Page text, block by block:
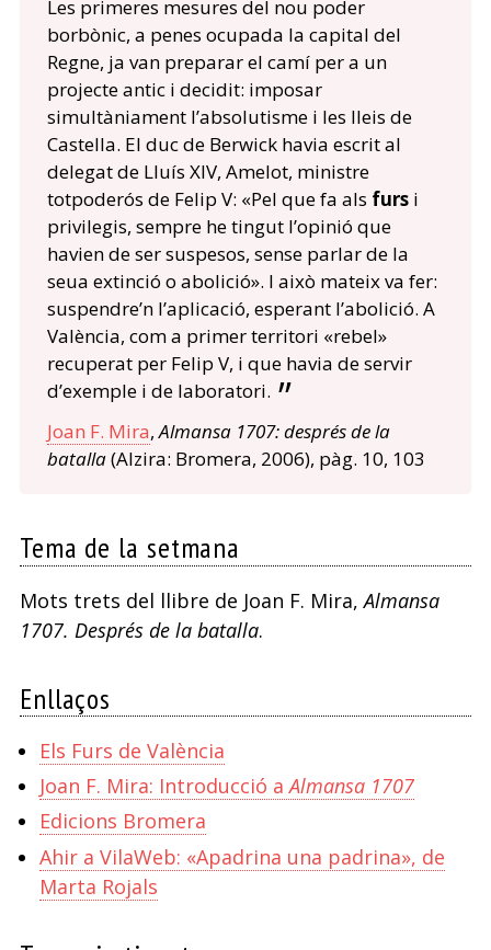
Les primeres mesures del nou poder
borbònic, a penes ocupada la capital del
Regne, ja van preparar el camí per a un
projecte antic i decidit: imposar
simultàniament l’absolutisme i les lleis de
Castella. El duc de Berwick havia escrit al
delegat de Lluís XIV, Amelot, ministre
totpoderós de Felip V: «Pel que fa als fursi
privilegis, sempre he tingut l’opinió que
havien de ser suspesos, sense parlar de la
seua extinció o abolició». I això mateix va fer:
suspendre’n l’aplicació, esperant l’abolició. A
València, com a primer territori «rebel»
recuperat per Felip V, i que havia de servir
d’exemple i de laboratori.
Joan F. Mira,Almansa 1707: després de la
batalla(Alzira: Bromera, 2006), pàg. 10, 103
Tema de la setmana
Mots trets del llibre de Joan F. Mira,Almansa
1707. Després de la batalla.
Enllaços
Els Furs de València
Joan F. Mira: Introducció aAlmansa 1707
Edicions Bromera
Ahir a VilaWeb: «Apadrina una padrina», de
Marta Rojals